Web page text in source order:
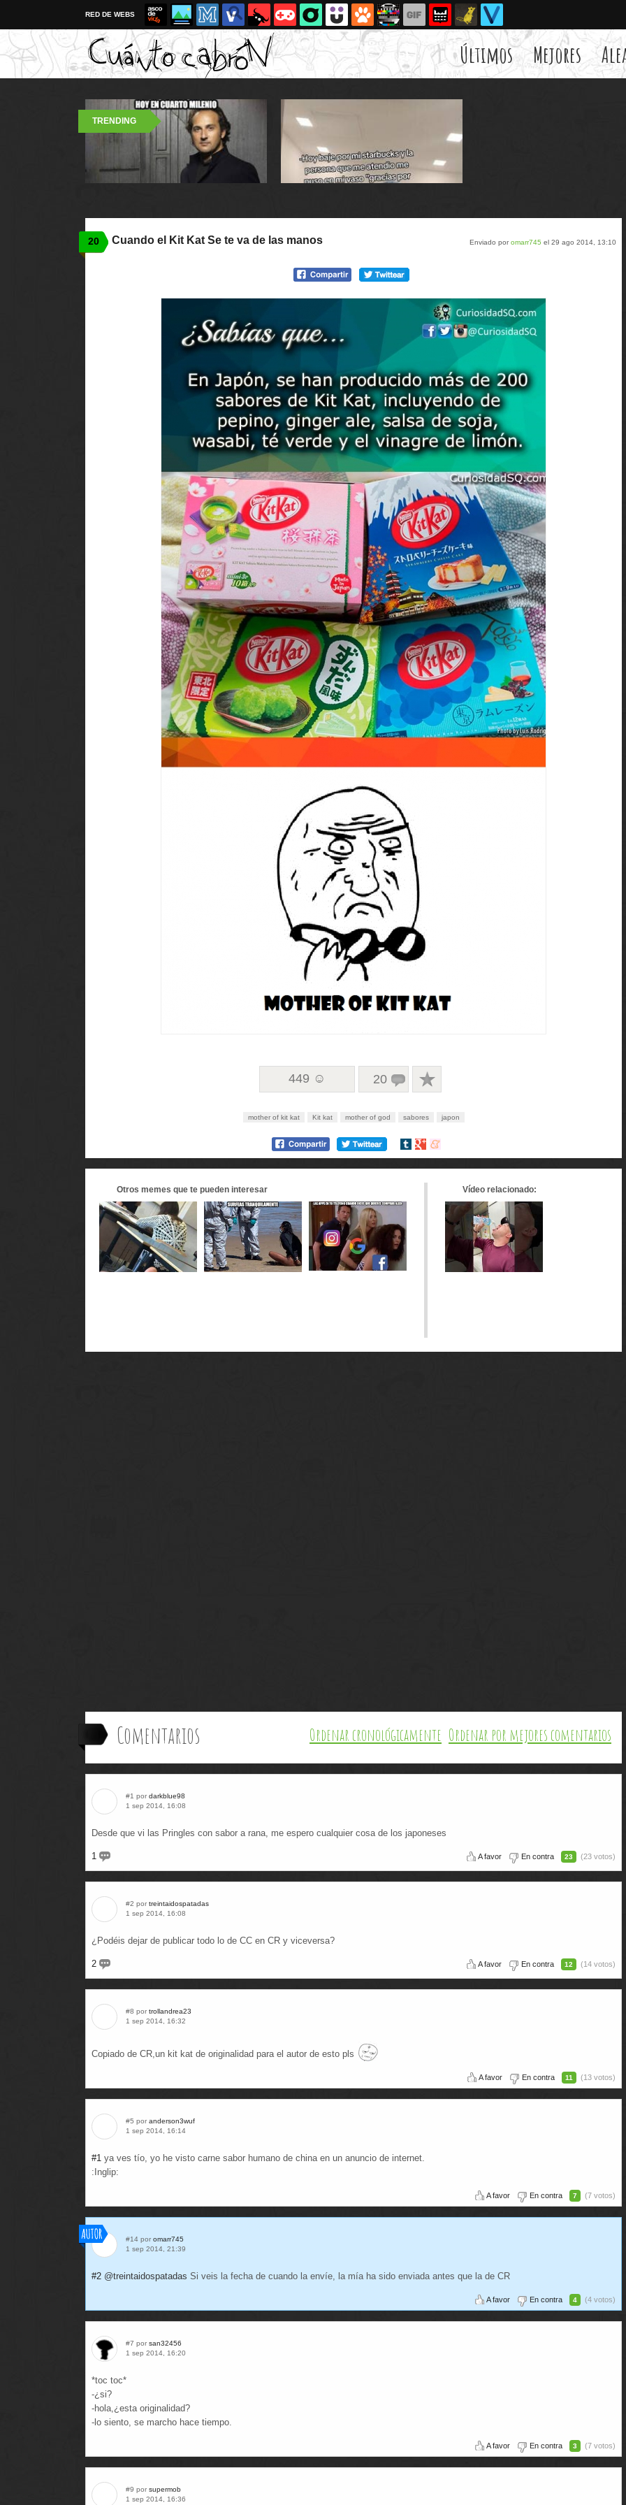
RED DE WEBS
Últimos Mejores
TRENDING
20 Enviado poromarr745 el 29 ago 2014, 13:10
Cuando el Kit Kat Se te va de las manos
449 ☺ 20
mother of kit kat Kit kat mother of god sabores japon
Compartir
Compartir
Compartir
Otros memes que te pueden interesar Vídeo relacionado:
Comentarios Ordenar por mejores comentarios
Ordenar cronológicamente
#1 por darkblue98
1 sep 2014, 16:08
Desde que vi las Pringles con sabor a rana, me espero cualquier cosa de los japoneses
1 A favor En contra 23 (23 votos)
#2 por treintaidospatadas
1 sep 2014, 16:08
¿Podéis dejar de publicar todo lo de CC en CR y viceversa?
2 A favor En contra 12 (14 votos)
#8 por trollandrea23
1 sep 2014, 16:32
Copiado de CR,un kit kat de originalidad para el autor de esto pls
A favor En contra 11 (13 votos)
#5 por anderson3wuf
1 sep 2014, 16:14
#1 ya ves tío, yo he visto carne sabor humano de china en un anuncio de internet.
:Inglip:
A favor En contra 7 (7 votos)
#14 por omarr745
1 sep 2014, 21:39
#2 @treintaidospatadas Si veis la fecha de cuando la envíe, la mía ha sido enviada antes que la de CR
A favor En contra 4 (4 votos)
#7 por san32456
1 sep 2014, 16:20
*toc toc*
-¿si?
-hola,¿esta originalidad?
-lo siento, se marcho hace tiempo.
A favor En contra 3 (7 votos)
#9 por supermob
1 sep 2014, 16:36